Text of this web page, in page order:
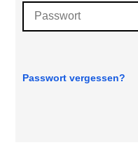
Passwort vergessen?